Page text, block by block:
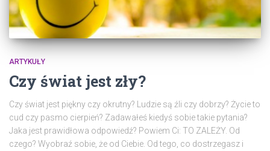
ARTYKUŁY
Czy świat jest zły?
Czy świat jest piękny czy okrutny? Ludzie są źli czy dobrzy? Życie to
cud czy pasmo cierpień? Zadawałeś kiedyś sobie takie pytania?
Jaka jest prawidłowa odpowiedź? Powiem Ci: TO ZALEŻY. Od
czego? Wyobraź sobie, że od Ciebie. Od tego, co dostrzegasz i